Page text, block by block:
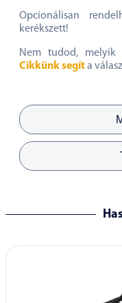
Opcionálisan
kerékszett!
Nem tudod, melyik
Cikkünk segíta